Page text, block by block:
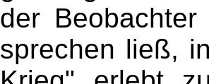
der
sprechen ließ,